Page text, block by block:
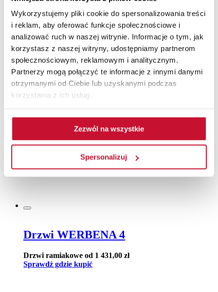
Wykorzystujemy pliki cookie do spersonalizowania treści
i reklam, aby oferować funkcje społecznościowe i
analizować ruch w naszej witrynie. Informacje o tym, jak
korzystasz z naszej witryny, udostępniamy partnerom
społecznościowym, reklamowym i analitycznym.
Partnerzy mogą połączyć te informacje z innymi danymi
otrzymanymi od Ciebie lub uzyskanymi podczas
korzystania z ich usług.
Zezwól na wszystkie
Spersonalizuj
Drzwi AMARYLIS 1
Drzwi ramiakowe od 1 369,00 zł
Sprawdź gdzie kupić
LAURENCJA 6
od 1 021,00 zł
Sprawdź gdzie kupić
Drzwi WERBENA 4
Drzwi ramiakowe od 1 431,00 zł
Sprawdź gdzie kupić